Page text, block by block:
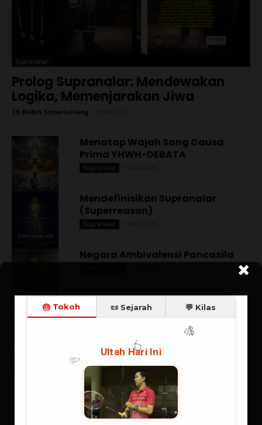
Supranalar
Prolog Supranalar: Mendewakan
Logika, Memenjarakan Jiwa
Ch Robin Simanullang
Menatap Wajah Sang Causa
Prima YHWH-DEBATA
Supranalar
Mendefinisikan Supranalar
(Superreason)
Supranalar
Negara Ambivalensi Pancasila
Spanyol Juara, Messi Mati Kutu:
Kemenangan Eksistensial
20/07/2026
Rangkuman Sintesis: Supranalar
Melangitkan Logika
Membumikan Iman
Supranalar 06/07/2026